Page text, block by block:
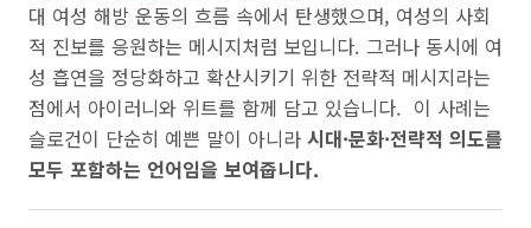
대 여성 해방 운동의 흐름 속에서 탄생했으며, 여성의 사회
적 진보를 응원하는 메시지처럼 보입니다. 그러나 동시에 여
성 흡연을 정당화하고 확산시키기 위한 전략적 메시지라는
점에서 아이러니와 위트를 함께 담고 있습니다. 이 사례는
슬로건이 단순히 예쁜 말이 아니라 시대·문화·전략적 의도를
모두 포함하는 언어임을 보여줍니다.